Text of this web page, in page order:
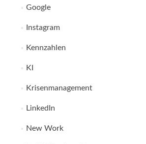
Google
Instagram
Kennzahlen
KI
Krisenmanagement
LinkedIn
New Work